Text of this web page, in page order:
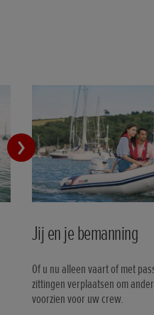
Jij en je bemanning
Of u nu alleen vaart of met
zittingen verplaatsen om
voorzien voor uw crew.